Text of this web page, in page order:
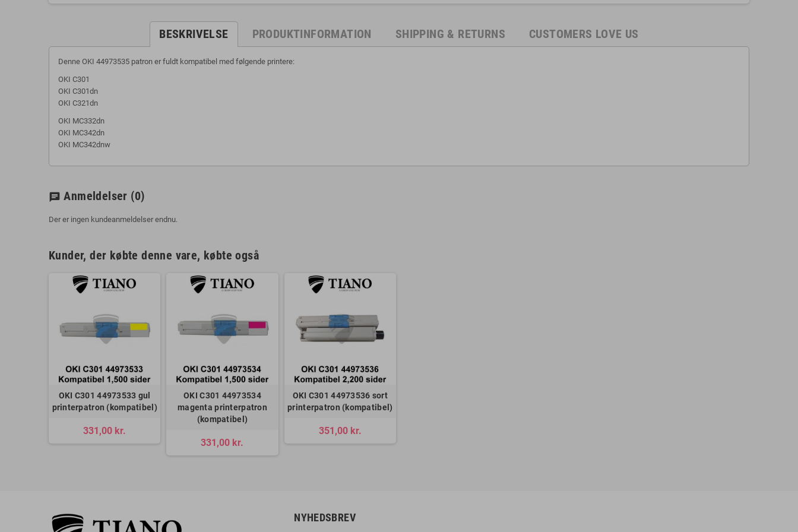
BESKRIVELSE PRODUKTINFORMATION SHIPPING & RETURNS CUSTOMERS LOVE US
Denne OKI 44973535 patron er fuldt kompatibel med følgende printere:
OKI C301
OKI C301dn
OKI C321dn
OKI MC332dn
OKI MC342dn
OKI MC342dnw
chat Anmeldelser (0)
Der er ingen kundeanmeldelser endnu.
Kunder, der købte denne vare, købte også
OKI C301 44973533 gul
printerpatron (kompatibel)
331,00 kr.
OKI C301 44973534
magenta printerpatron
(kompatibel)
331,00 kr.
OKI C301 44973536 sort
printerpatron (kompatibel)
351,00 kr.
NYHEDSBREV